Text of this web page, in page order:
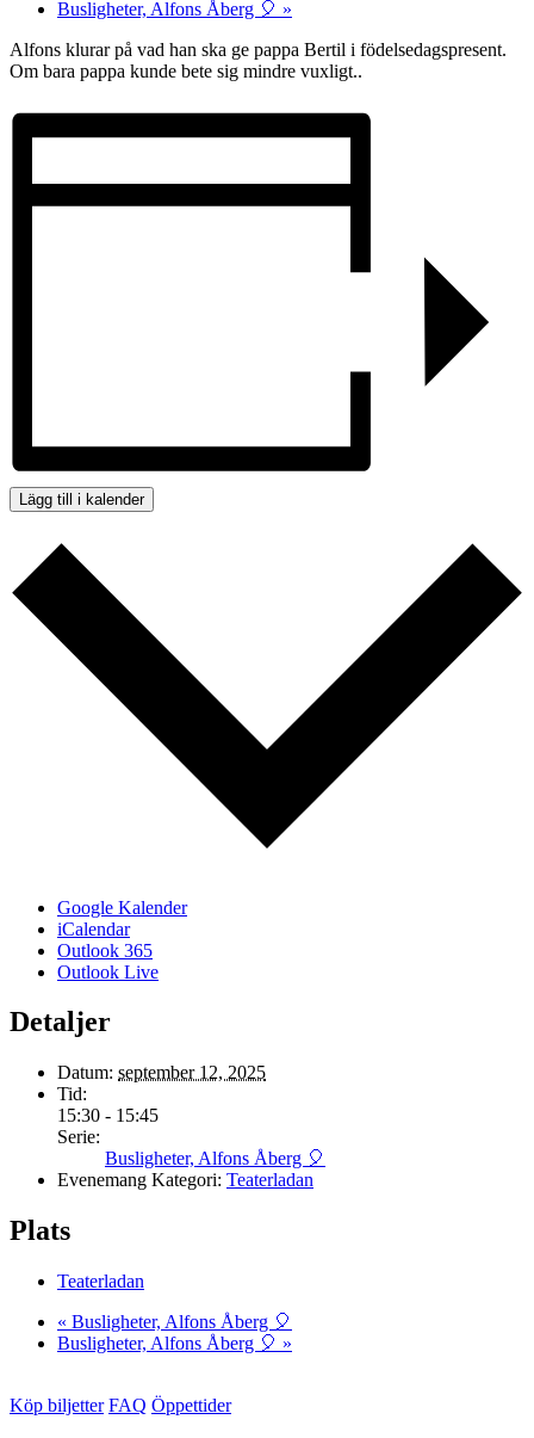
Busligheter, Alfons Åberg 🎈 »
Alfons klurar på vad han ska ge pappa Bertil i födelsedagspresent.
Om bara pappa kunde bete sig mindre vuxligt..
Lägg till i kalender
Google Kalender
iCalendar
Outlook 365
Outlook Live
Detaljer
Datum: september 12, 2025
Tid:
15:30 - 15:45
Serie:
Busligheter, Alfons Åberg 🎈
Evenemang Kategori: Teaterladan
Plats
Teaterladan
« Busligheter, Alfons Åberg 🎈
Busligheter, Alfons Åberg 🎈 »
Köp biljetter FAQ Öppettider